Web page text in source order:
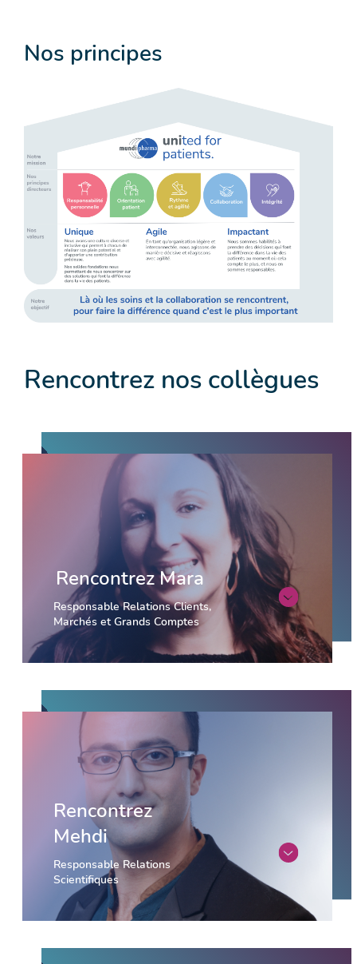
Nos principes
Rencontrez nos collègues
Rencontrez Mara
Responsable Relations Clients,
Marchés et Grands Comptes
Rencontrez
Mehdi
Responsable Relations
Scientifiques